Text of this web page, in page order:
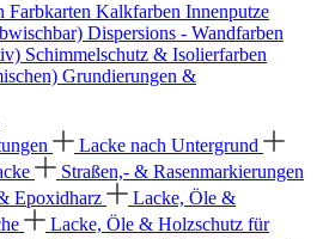
Farbkarten Kalkfarben Innenputze
Dispersions - Wandfarben
Schimmelschutz & Isolierfarben
Grundierungen &
Lacke nach Untergrund
Straßen,- & Rasenmarkierungen
Epoxidharz
Lacke, Öle &
Lacke, Öle & Holzschutz für